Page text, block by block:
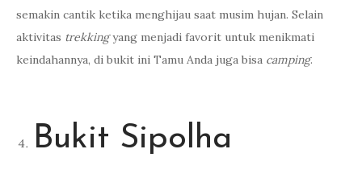
semakin cantik ketika menghijau saat musim hujan. Selain
aktivitas trekkingyang menjadi favorit untuk menikmati
keindahannya, di bukit ini Tamu Anda juga bisa camping.
Bukit Sipolha